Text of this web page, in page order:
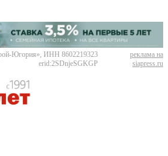
Югория», ИНН 8602219323
erid:2SDnjeSGKGP
реклама на
siapress.ru